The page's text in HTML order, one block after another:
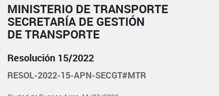
MINISTERIO DE TRANSPORTE
SECRETARÍA DE GESTIÓN
DE TRANSPORTE
Resolución 15/2022
RESOL-2022-15-APN-SECGT#MTR